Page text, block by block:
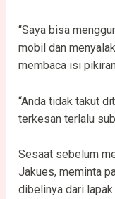
“Saya bisa
mobil dan
membaca isi
“Anda tidak takut
terkesan terlalu
Sesaat sebelum
Jakues, meminta
dibelinya dari lapak